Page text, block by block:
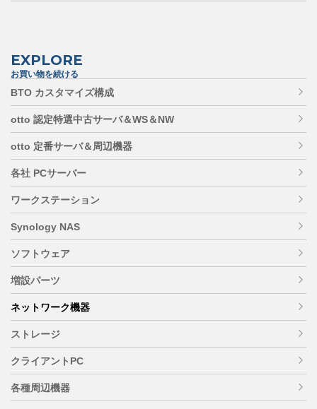
EXPLORE
お買い物を続ける
BTO カスタマイズ構成
otto 認定特選中古サーバ＆WS＆NW
otto 定番サーバ＆周辺機器
各社 PCサーバー
ワークステーション
Synology NAS
ソフトウェア
増設パーツ
ネットワーク機器
ストレージ
クライアントPC
各種周辺機器